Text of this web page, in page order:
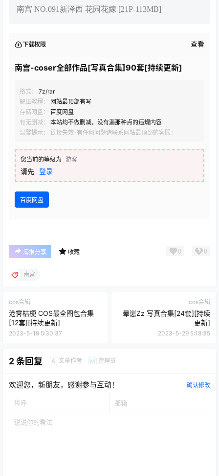
南宫 NO.091新泽西 花园花嫁 [21P-113MB]
下载权限 查看
南宫-coser全部作品[写真合集]90套[持续更新]
格式：
7z/rar
解压教程：
网站最顶部有写
存储网盘：
百度网盘
有无删减：
本站均不做删减，没有漏那种点的违规内容
温馨提示： 链接失效-有任何问题请联系网站最顶部的客服：
您当前的等级为 游客
请先 登录
百度网盘
海报分享 收藏 0 0
南宫
cos合辑
沧霁桔梗 COS最全图包合集
[12套][持续更新]
2023-5-19 5:30:37
cos合辑
晕崽Zz 写真合集[24套][持续
更新]
2023-5-29 5:18:35
2 条回复 A 文章作者 M 管理员
欢迎您，新朋友，感谢参与互动！ 确认修改